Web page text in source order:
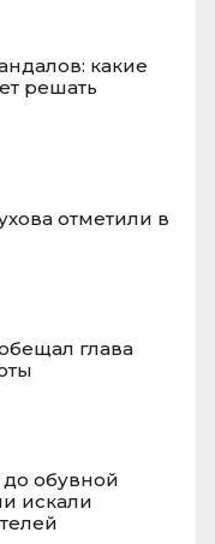
какие
решать
отметили в
глава
обувной
искали